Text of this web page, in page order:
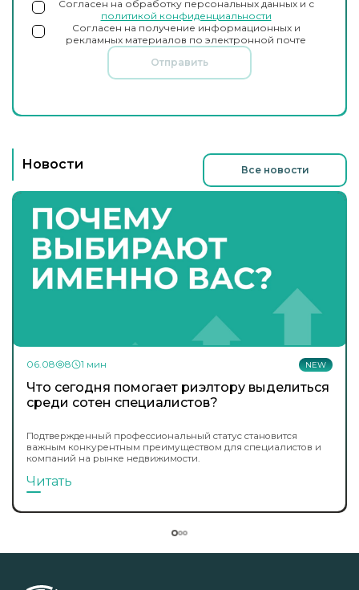
Согласен на обработку персональных данных и с
политикой конфиденциальности
Согласен на получение информационных и
рекламных материалов по электронной почте
Отправить
Новости Все новости
NEW
06.08 8 1 мин
Что сегодня помогает риэлтору выделиться
среди сотен специалистов?
Подтвержденный профессиональный статус становится
важным конкурентным преимуществом для специалистов и
компаний на рынке недвижимости.
Читать